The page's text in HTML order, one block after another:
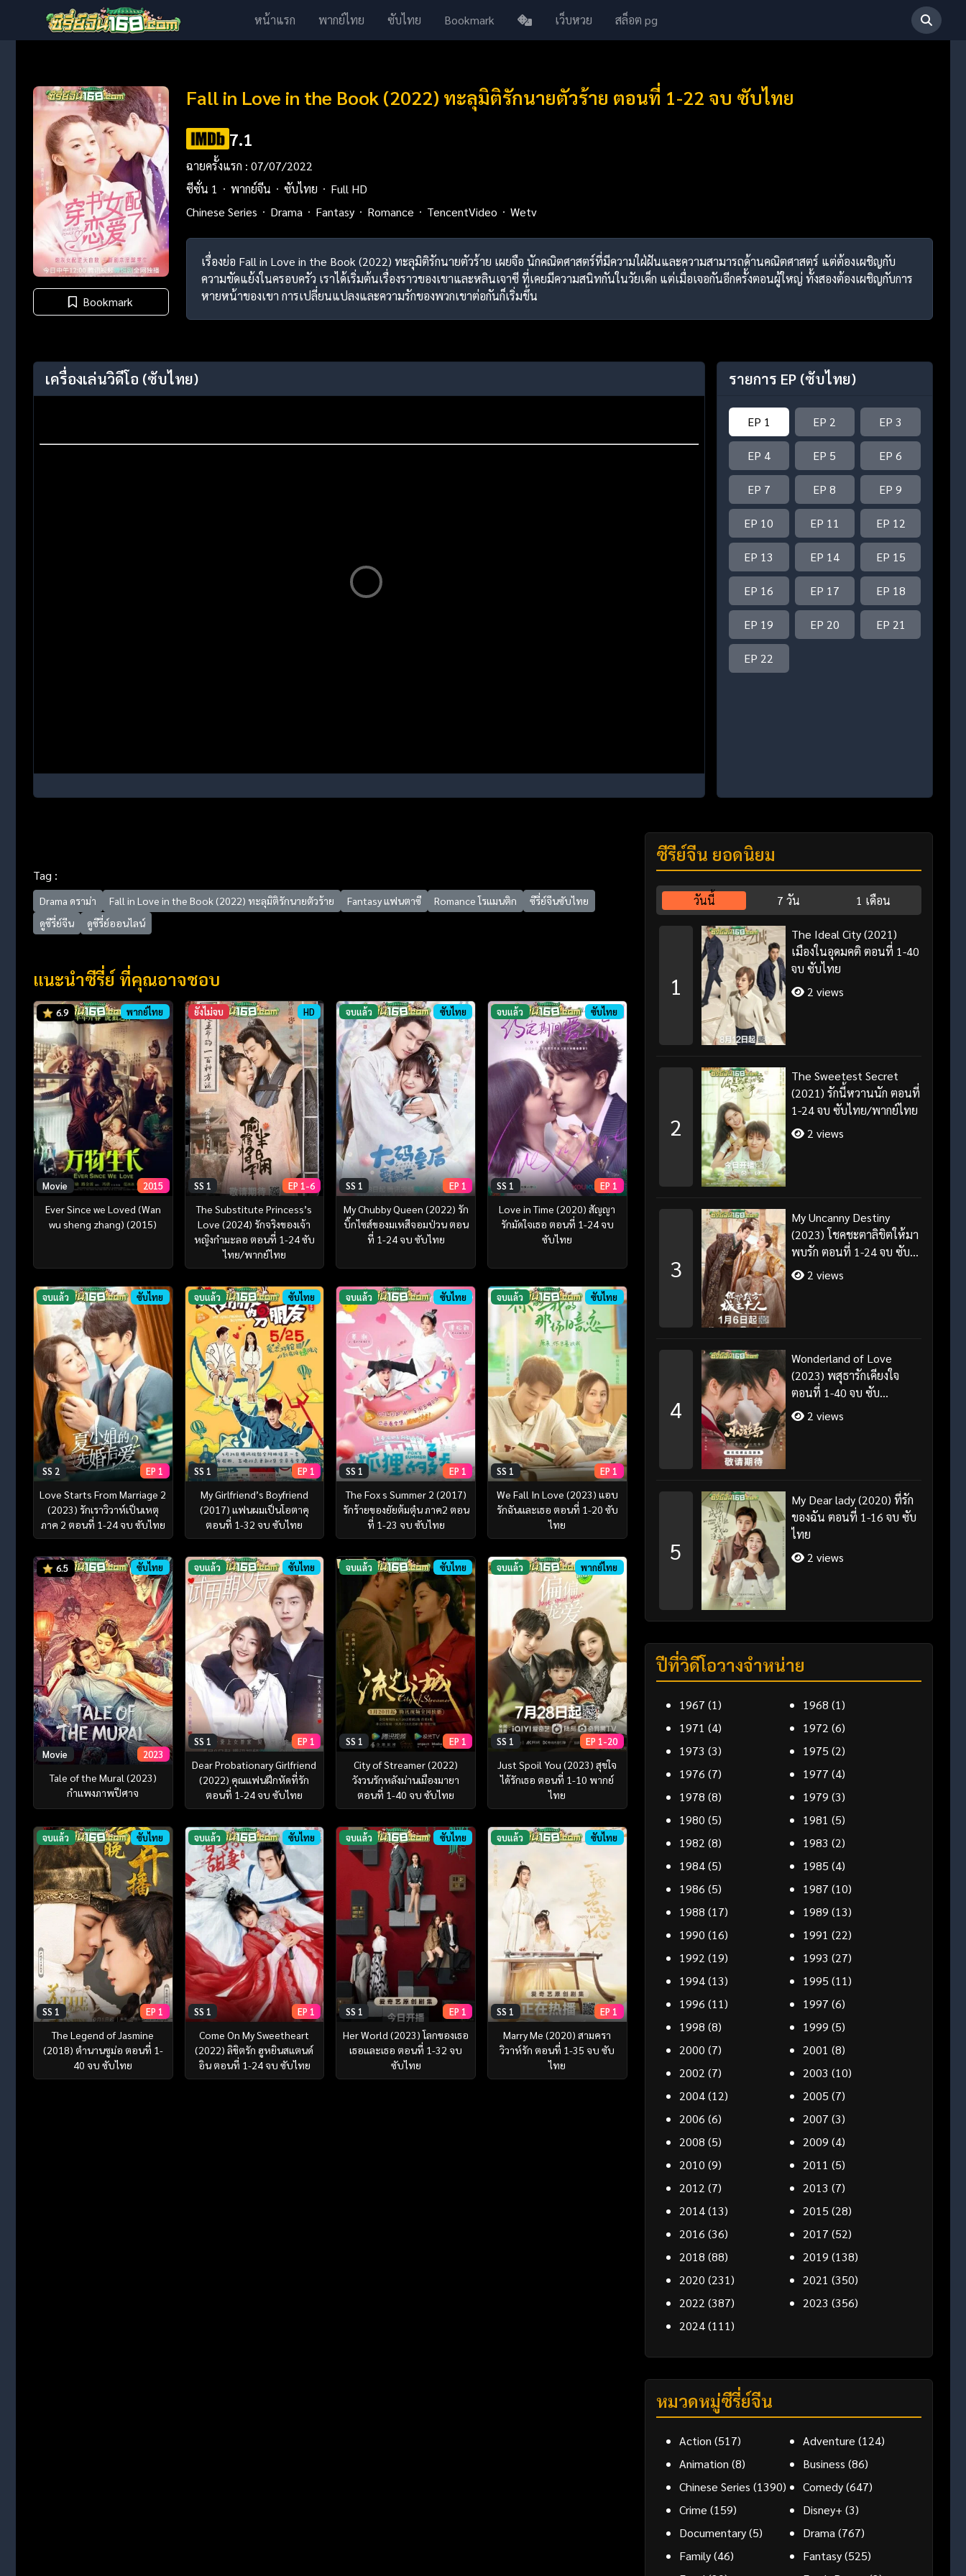
หน้าแรก พากย์ไทย ซับไทย Bookmark เว็บหวย สล็อต pg
Bookmark
Fall in Love in the Book (2022) ทะลุมิติรักนายตัวร้าย ตอนที่ 1-22 จบ ซับไทย
7.1
ฉายครั้งแรก : 07/07/2022
ซีซั่น 1
พากย์จีน ซับไทย
Full HD
Chinese Series
Drama Fantasy Romance TencentVideo Wetv
เรื่องย่อ Fall in Love in the Book (2022) ทะลุมิติรักนายตัวร้าย เผยจือ นักคณิตศาสตร์ที่มีความใฝ่ฝันและความสามารถด้านคณิตศาสตร์ แต่ต้องเผชิญกับ
ความขัดแย้งในครอบครัว เราได้เริ่มต้นเรื่องราวของเขาและหลินเจาซี ที่เคยมีความสนิทกันในวัยเด็ก แต่เมื่อเจอกันอีกครั้งตอนผู้ใหญ่ ทั้งสองต้องเผชิญกับการ
หายหน้าของเขา การเปลี่ยนแปลงและความรักของพวกเขาต่อกันก็เริ่มขึ้น
เครื่องเล่นวิดีโอ (ซับไทย) รายการ EP (ซับไทย)
EP 1 EP 2 EP 3
EP 4 EP 5 EP 6
EP 7 EP 8 EP 9
EP 10 EP 11 EP 12
EP 13 EP 14 EP 15
EP 16 EP 17 EP 18
EP 19 EP 20 EP 21
EP 22
Tag :
Drama ดราม่า Fall in Love in the Book (2022) ทะลุมิติรักนายตัวร้าย Fantasy แฟนตาซี Romance โรแมนติก
ซีรี่ย์จีนซับไทย
ดูซีรี่ย์จีน
ดูซีรี่ย์ออนไลน์
แนะนำซีรี่ย์ ที่คุณอาจชอบ
6.9 พากย์ไทย
Movie 2015
Ever Since we Loved (Wan
wu sheng zhang) (2015)
ยังไม่จบ HD
SS 1 EP 1-6
The Substitute Princess’s
Love (2024) รักจริงของเจ้า
หญิงกำมะลอ ตอนที่ 1-24 ซับ
ไทย/พากย์ไทย
จบแล้ว ซับไทย
SS 1 EP 1
My Chubby Queen (2022) รัก
บิ๊กไซส์ของมเหสีจอมป่วน ตอน
ที่ 1-24 จบ ซับไทย
จบแล้ว ซับไทย
SS 1 EP 1
Love in Time (2020) สัญญา
รักมัดใจเธอ ตอนที่ 1-24 จบ
ซับไทย
จบแล้ว ซับไทย
SS 2 EP 1
Love Starts From Marriage 2
(2023) รักเราวิวาห์เป็นเหตุ
ภาค 2 ตอนที่ 1-24 จบ ซับไทย
จบแล้ว ซับไทย
SS 1 EP 1
My Girlfriend’s Boyfriend
(2017) แฟนผมเป็นโอตาคุ
ตอนที่ 1-32 จบ ซับไทย
จบแล้ว ซับไทย
SS 1 EP 1
The Fox s Summer 2 (2017)
รักร้ายของยัยต้มตุ๋น ภาค2 ตอน
ที่ 1-23 จบ ซับไทย
จบแล้ว ซับไทย
SS 1 EP 1
We Fall In Love (2023) แอบ
รักฉันและเธอ ตอนที่ 1-20 ซับ
ไทย
6.5 ซับไทย
Movie 2023
Tale of the Mural (2023)
กำแพงภาพปีศาจ
จบแล้ว ซับไทย
SS 1 EP 1
Dear Probationary Girlfriend
(2022) คุณแฟนฝึกหัดที่รัก
ตอนที่ 1-24 จบ ซับไทย
จบแล้ว ซับไทย
SS 1 EP 1
City of Streamer (2022)
วังวนรักหลังม่านเมืองมายา
ตอนที่ 1-40 จบ ซับไทย
จบแล้ว พากย์ไทย
SS 1 EP 1-20
Just Spoil You (2023) สุขใจ
ได้รักเธอ ตอนที่ 1-10 พากย์
ไทย
จบแล้ว ซับไทย
SS 1 EP 1
The Legend of Jasmine
(2018) ตำนานซูม่อ ตอนที่ 1-
40 จบ ซับไทย
จบแล้ว ซับไทย
SS 1 EP 1
Come On My Sweetheart
(2022) ลิขิตรัก ฮูหยินสแตนด์
อิน ตอนที่ 1-24 จบ ซับไทย
จบแล้ว ซับไทย
SS 1 EP 1
Her World (2023) โลกของเธอ
เธอและเธอ ตอนที่ 1-32 จบ
ซับไทย
จบแล้ว ซับไทย
SS 1 EP 1
Marry Me (2020) สามครา
วิวาห์รัก ตอนที่ 1-35 จบ ซับ
ไทย
ซีรี่ย์จีน ยอดนิยม
วันนี้ 7 วัน 1 เดือน
1
The Ideal City (2021)
เมืองในอุดมคติ ตอนที่ 1-40
จบ ซับไทย
2 views
2
The Sweetest Secret
(2021) รักนี้หวานนัก ตอนที่
1-24 จบ ซับไทย/พากย์ไทย
2 views
3
My Uncanny Destiny
(2023) โชคชะตาลิขิตให้มา
พบรัก ตอนที่ 1-24 จบ ซับ
ไทย/พากย์ไทย
2 views
4
Wonderland of Love
(2023) พสุธารักเคียงใจ
ตอนที่ 1-40 จบ ซับ
ไทย+พากย์ไทย
2 views
5
My Dear lady (2020) ที่รัก
ของฉัน ตอนที่ 1-16 จบ ซับ
ไทย
2 views
ปีที่วิดีโอวางจำหน่าย
1967 (1) 1968 (1)
1971 (4) 1972 (6)
1973 (3) 1975 (2)
1976 (7) 1977 (4)
1978 (8) 1979 (3)
1980 (5) 1981 (5)
1982 (8) 1983 (2)
1984(5) 1985 (4)
1986 (5) 1987 (10)
1988 (17) 1989 (13)
1990 (16) 1991 (22)
1992 (19) 1993 (27)
1994(13) 1995 (11)
1996 (11) 1997 (6)
1998 (8) 1999 (5)
2000 (7) 2001 (8)
2002 (7) 2003 (10)
2004(12) 2005 (7)
2006 (6) 2007 (3)
2008 (5) 2009 (4)
2010 (9) 2011 (5)
2012 (7) 2013 (7)
2014(13) 2015 (28)
2016 (36) 2017 (52)
2018 (88) 2019 (138)
2020 (231) 2021 (350)
2022 (387) 2023 (356)
2024(111)
หมวดหมู่ซีรี่ย์จีน
Action (517) Adventure (124)
Animation (8) Business (86)
Chinese Series (1390) Comedy(647)
Crime (159) Disney+ (3)
Documentary(5) Drama(767)
Family(46) Fantasy(525)